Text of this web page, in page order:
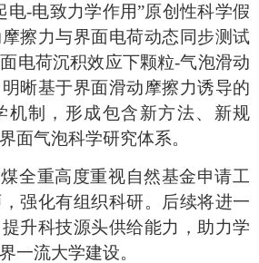
电-电致力学作用”原创性科学假
擦力与界面电荷动态同步测试
电荷沉积效应下颗粒-气泡滑动
晰基于界面滑动摩擦力诱导的
机制，形成包含新方法、新规
面气泡科学研究体系。
全重高度重视自然基金申请工
强化有组织科研。后续将进一
升科技源头供给能力，助力学
一流大学建设。